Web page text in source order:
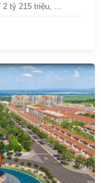
tỷ 215 triệu, ...